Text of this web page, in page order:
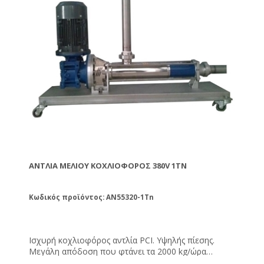
ΑΝΤΛΊΑ ΜΕΛΙΟΎ ΚΟΧΛΙΟΦΌΡΟΣ 380V 1TN
Κωδικός προϊόντος: AN55320-1Tn
Ισχυρή κοχλιοφόρος αντλία PCI. Υψηλής πίεσης.
Μεγάλη απόδοση που φτάνει τα 2000 kg/ώρα